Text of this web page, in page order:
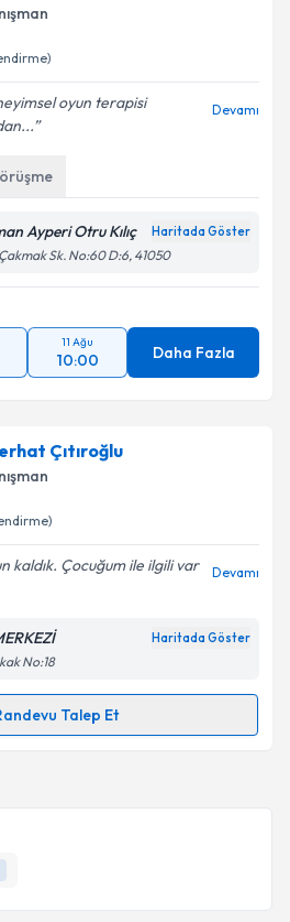
oyun terapisi
Devamı
Ayperi Otru Kılıç Haritada Göster
Sk. No:60 D:6, 41050
11 Ağu
10:00 Daha Fazla
Çıtıroğlu
kaldık. Çocuğum ile ilgili var
Devamı
Haritada Göster
No:18
Talep Et
Talebi
e-posta ile